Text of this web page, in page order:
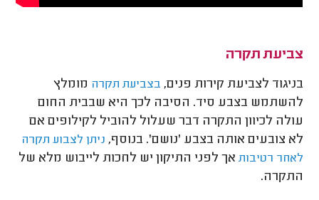
צביעת תקרה
בניגוד לצביעת קירות פנים, בצביעת תקרה מומלץ
להשתמש בצבע סיד. הסיבה לכך היא שבבית החום
עולה לכיוון התקרה דבר שעלול להוביל לקילופים אם
לא צובעים אותה בצבע 'נושם'. בנוסף, ניתן לצבוע תקרה
לאחר רטיבות אך לפני התיקון יש לחכות לייבוש מלא של
התקרה.